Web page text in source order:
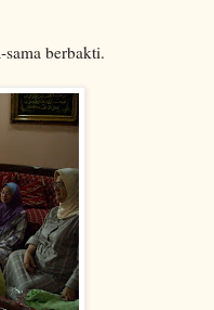
berbakti.